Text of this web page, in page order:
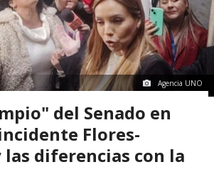
Agencia UNO
del Senado en
Flores-
diferencias con la